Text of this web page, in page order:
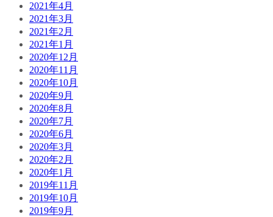
2021年4月
2021年3月
2021年2月
2021年1月
2020年12月
2020年11月
2020年10月
2020年9月
2020年8月
2020年7月
2020年6月
2020年3月
2020年2月
2020年1月
2019年11月
2019年10月
2019年9月